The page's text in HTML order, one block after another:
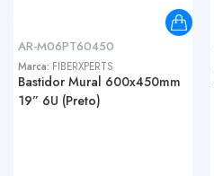
AR-M06PT60450
Marca: FIBERXPERTS
Bastidor Mural 600x450mm
19” 6U (Preto)